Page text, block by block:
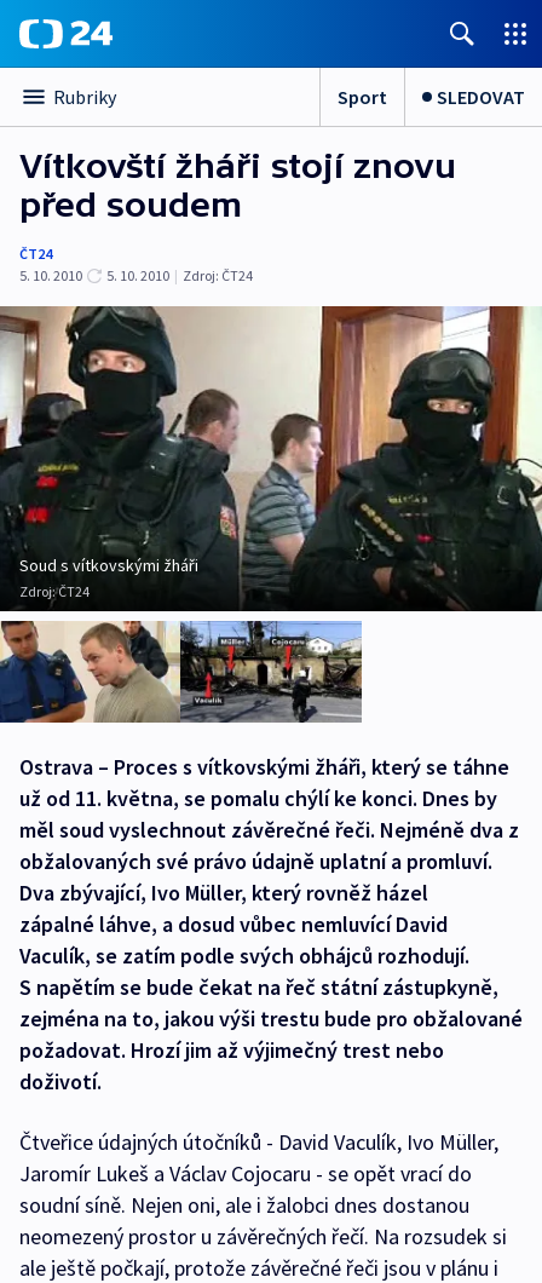
Rubriky Sport SLEDOVAT
Vítkovští žháři stojí znovu
před soudem
ČT24
5. 10. 2010
5. 10. 2010 | Zdroj: ČT24
Soud s vítkovskými žháři
Zdroj:ČT24
Ostrava – Proces s vítkovskými žháři, který se táhne
už od 11. května, se pomalu chýlí ke konci. Dnes by
měl soud vyslechnout závěrečné řeči. Nejméně dva z
obžalovaných své právo údajně uplatní a promluví.
Dva zbývající, Ivo Müller, který rovněž házel
zápalné láhve, a dosud vůbec nemluvící David
Vaculík, se zatím podle svých obhájců rozhodují.
S napětím se bude čekat na řeč státní zástupkyně,
zejména na to, jakou výši trestu bude pro obžalované
požadovat. Hrozí jim až výjimečný trest nebo
doživotí.
Čtveřice údajných útočníků - David Vaculík, Ivo Müller,
Jaromír Lukeš a Václav Cojocaru - se opět vrací do
soudní síně. Nejen oni, ale i žalobci dnes dostanou
neomezený prostor u závěrečných řečí. Na rozsudek si
ale ještě počkají, protože závěrečné řeči jsou v plánu i